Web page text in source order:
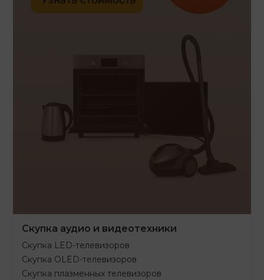
Скупка аудио и видеотехники
Скупка LED-телевизоров
Скупка OLED-телевизоров
Скупка плазменных телевизоров